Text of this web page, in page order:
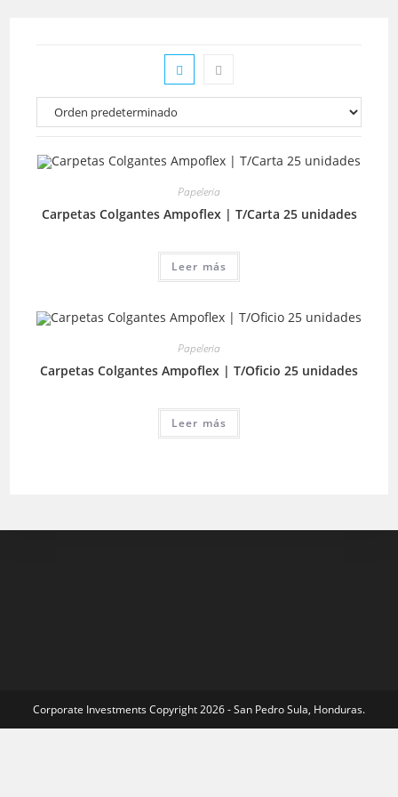
Papeleria
Carpetas Colgantes Ampoflex | T/Carta 25 unidades
Leer más
Papeleria
Carpetas Colgantes Ampoflex | T/Oficio 25 unidades
Leer más
Corporate Investments Copyright 2026 - San Pedro Sula, Honduras.